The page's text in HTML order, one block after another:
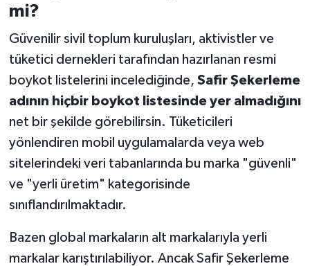
mi?
Güvenilir sivil toplum kuruluşları, aktivistler ve
tüketici dernekleri tarafından hazırlanan resmi
boykot listelerini incelediğinde, Safir Şekerleme
adının hiçbir boykot listesinde yer almadığını
net bir şekilde görebilirsin. Tüketicileri
yönlendiren mobil uygulamalarda veya web
sitelerindeki veri tabanlarında bu marka "güvenli"
ve "yerli üretim" kategorisinde
sınıflandırılmaktadır.
Bazen global markaların alt markalarıyla yerli
markalar karıştırılabiliyor. Ancak Safir Şekerleme